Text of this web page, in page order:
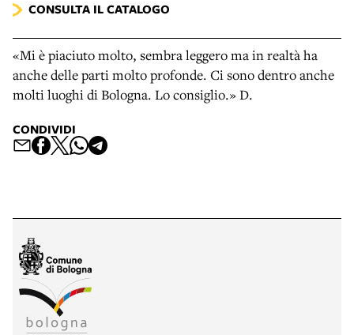
CONSULTA IL CATALOGO
«Mi è piaciuto molto, sembra leggero ma in realtà ha
anche delle parti molto profonde. Ci sono dentro anche
molti luoghi di Bologna. Lo consiglio.» D.
CONDIVIDI